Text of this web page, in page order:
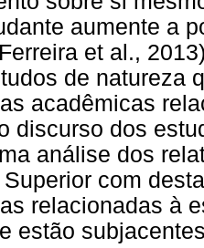
aumente a
et al.,
de natureza
acadêmicas
discurso dos
análise dos
com
relacionadas à
estão